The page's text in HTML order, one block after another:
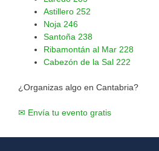
Astillero 252
Noja 246
Santoña 238
Ribamontán al Mar 228
Cabezón de la Sal 222
¿Organizas algo en Cantabria?
✉ Envía tu evento gratis